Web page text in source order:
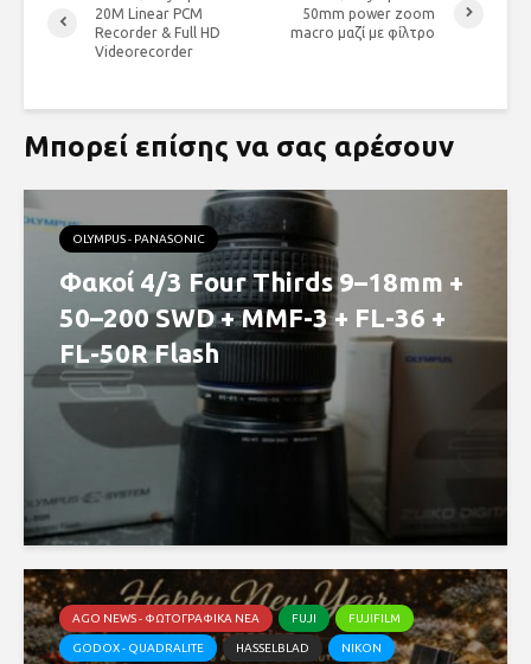
20M Linear PCM
Recorder & Full HD
Videorecorder
50mm power zoom
macro μαζί με φίλτρο
Μπορεί επίσης να σας αρέσουν
OLYMPUS - PANASONIC
Φακοί 4/3 Four Thirds 9–18mm +
50–200 SWD + MMF-3 + FL-36 +
FL-50R Flash
AGO NEWS - ΦΩΤΟΓΡΑΦΙΚΆ ΝΈΑ FUJI FUJIFILM
GODOX - QUADRALITE HASSELBLAD NIKON